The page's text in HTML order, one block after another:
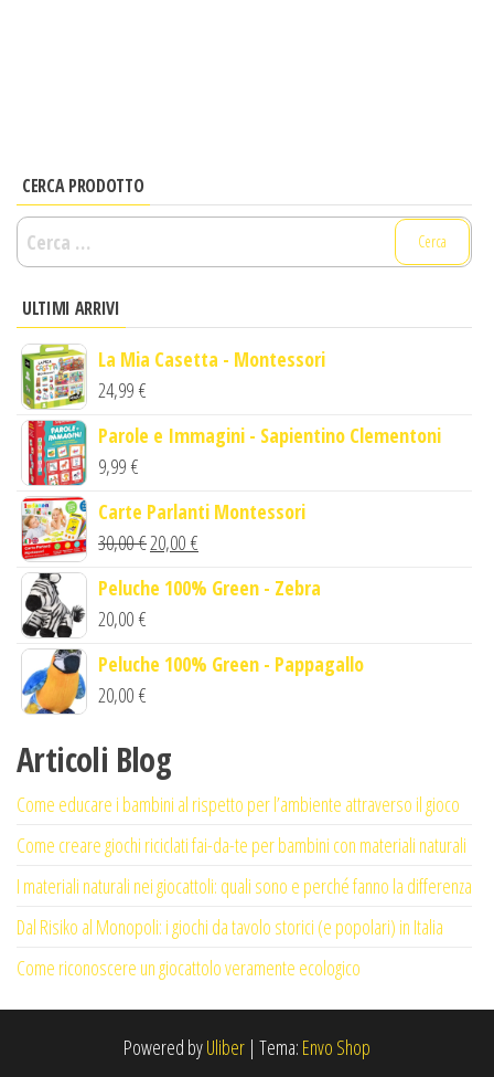
CERCA PRODOTTO
Ricerca
per:
ULTIMI ARRIVI
La Mia Casetta - Montessori
24,99 €
Parole e Immagini - Sapientino Clementoni
9,99 €
Carte Parlanti Montessori
30,00€Il
originale
30,00 €.
20,00 €
attuale
20,00 €.
Peluche 100% Green - Zebra
20,00 €
Peluche 100% Green - Pappagallo
20,00 €
Articoli Blog
Come educare i bambini al rispetto per l’ambiente attraverso il gioco
Come creare giochi riciclati fai-da-te per bambini con materiali naturali
I materiali naturali nei giocattoli: quali sono e perché fanno la differenza
Dal Risiko al Monopoli: i giochi da tavolo storici (e popolari) in Italia
Come riconoscere un giocattolo veramente ecologico
Powered byUliber | Tema: Envo Shop